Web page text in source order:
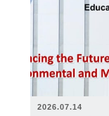
2026.07.14